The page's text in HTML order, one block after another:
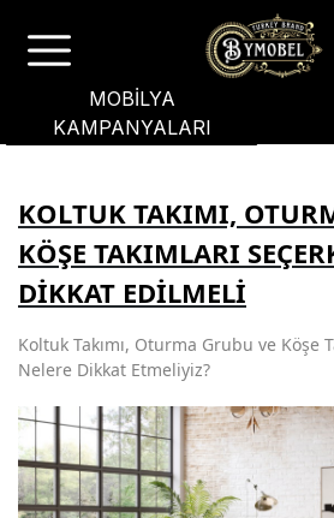
KOLTUK TAKIMI,
KÖŞE TAKIMLARI
DİKKAT EDİLMELİ
Koltuk Takımı, Oturma Grubu ve Köşe
Nelere Dikkat Etmeliyiz?
MOBİLYA
KAMPANYALARI